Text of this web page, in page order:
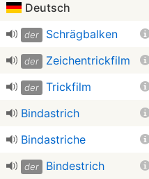
Deutsch
der Schrägbalken
der Zeichentrickfilm
der Trickfilm
Bindastrich
Bindastriche
der Bindestrich